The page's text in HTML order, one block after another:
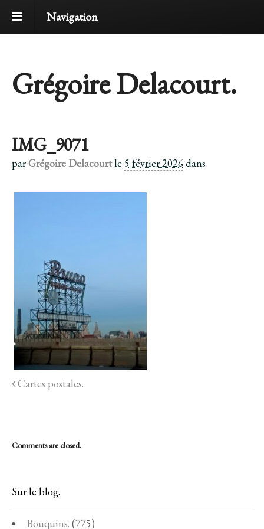
Navigation
Grégoire Delacourt.
IMG_9071
parGrégoire Delacourtle 5 février 2026dans
Cartes postales.
Comments are closed.
Sur le blog.
Bouquins. (775)